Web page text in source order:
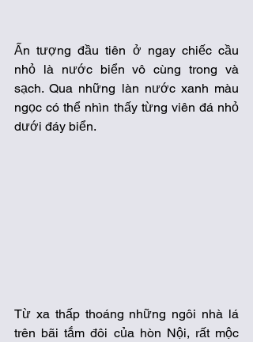
Ấn tượng đầu tiên ở ngay chiếc cầu
nhỏ là nước biển vô cùng trong và
sạch. Qua những làn nước xanh màu
ngọc có thể nhìn thấy từng viên đá nhỏ
dưới đáy biển.
Từ xa thấp thoáng những ngôi nhà lá
trên bãi tắm đôi của hòn Nội, rất mộc